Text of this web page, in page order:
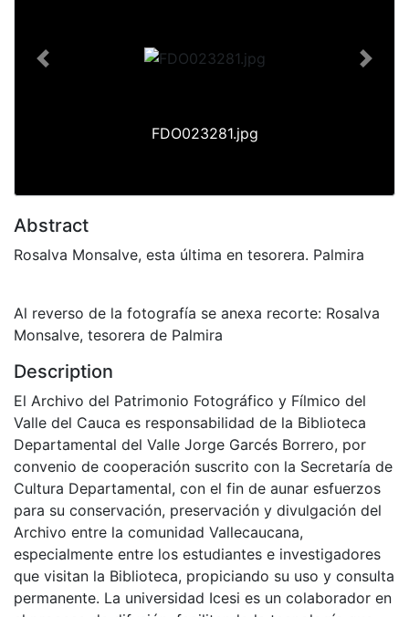
FDO023281.jpg
Previous Next
Abstract
Rosalva Monsalve, esta última en tesorera. Palmira
Al reverso de la fotografía se anexa recorte: Rosalva
Monsalve, tesorera de Palmira
Description
El Archivo del Patrimonio Fotográfico y Fílmico del
Valle del Cauca es responsabilidad de la Biblioteca
Departamental del Valle Jorge Garcés Borrero, por
convenio de cooperación suscrito con la Secretaría de
Cultura Departamental, con el fin de aunar esfuerzos
para su conservación, preservación y divulgación del
Archivo entre la comunidad Vallecaucana,
especialmente entre los estudiantes e investigadores
que visitan la Biblioteca, propiciando su uso y consulta
permanente. La universidad Icesi es un colaborador en